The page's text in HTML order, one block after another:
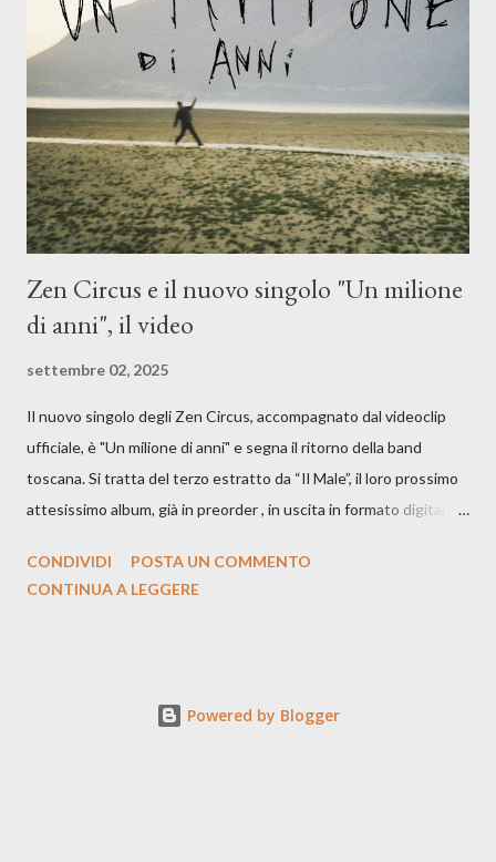
musicale, con " Che ora è" , raccontando la separazione dalla
moglie, del senso di sconfitta e del caldo afoso che opprime,
giusta condizione di sopraffazione: "Non so che ora è, che giorno
è, di questa estate che...". E' raro fare uscire come singolo una
cover, ma...
Zen Circus e il nuovo singolo "Un milione
di anni", il video
settembre 02, 2025
Il nuovo singolo degli Zen Circus, accompagnato dal videoclip
ufficiale, è "Un milione di anni" e segna il ritorno della band
toscana. Si tratta del terzo estratto da “Il Male”, il loro prossimo
attesissimo album, già in preorder , in uscita in formato digitale il
Records. GUARDA IL VIDEO: CREDITI Produced by A71
Alice Pedroletti, Ilaria Magliocchetti Lombi, Maria Radicchi,
CONDIVIDI
POSTA UN COMMENTO
CONTINUA A LEGGERE
Powered by Blogger